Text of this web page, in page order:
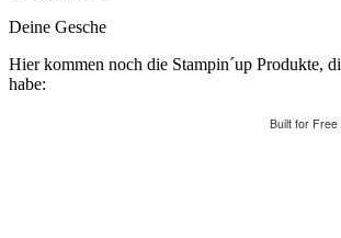
Deine Gesche
Hier kommen noch die Stampin´up Produkte,
habe:
Built for Free